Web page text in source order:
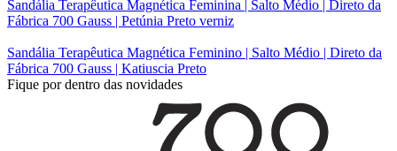
Sandália Terapêutica Magnética Feminina | Salto Médio | Direto da
Fábrica 700 Gauss | Petúnia Preto verniz
Sandália Terapêutica Magnética Feminino | Salto Médio | Direto da
Fábrica 700 Gauss | Katiuscia Preto
Fique por dentro das novidades